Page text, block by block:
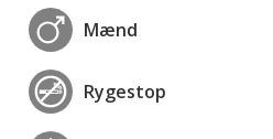
Mænd
Rygestop